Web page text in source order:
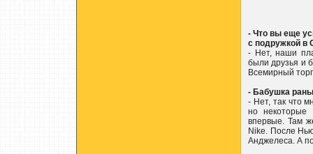
- Что вы еще
с подружкой в
- Нет, наши
были друзья и
Всемирный
- Бабушка
- Нет, так что
но некоторые
впервые. Там
Nike. После
Анджелеса. А